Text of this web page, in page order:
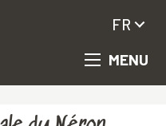
MENU
FR